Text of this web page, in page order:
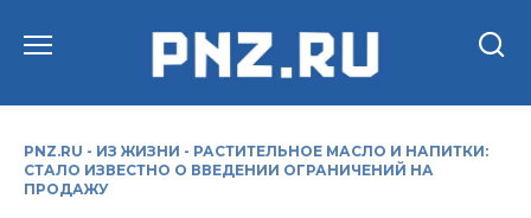
PNZ.RU - ИЗ ЖИЗНИ - РАСТИТЕЛЬНОЕ МАСЛО И НАПИТКИ:
СТАЛО ИЗВЕСТНО О ВВЕДЕНИИ ОГРАНИЧЕНИЙ НА
ПРОДАЖУ